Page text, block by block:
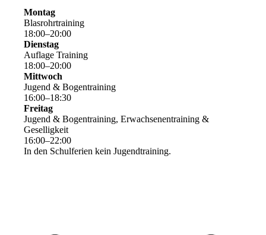
Montag
Blasrohrtraining
18:00–20:00
Dienstag
Auflage Training
18:00–20:00
Mittwoch
Jugend & Bogentraining
16:00–18:30
Freitag
Jugend & Bogentraining, Erwachsenentraining &
Geselligkeit
16:00–22:00
In den Schulferien kein Jugendtraining.